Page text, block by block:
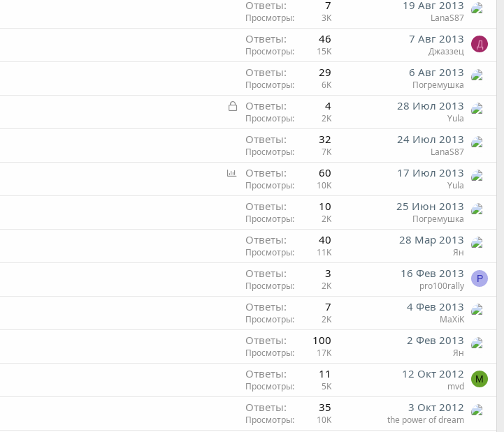
Ответы 7
Просмотры 3K
19 Авг 2013
LanaS87
Ответы 46
Просмотры 15K
7 Авг 2013
Джаззец
Д
Ответы 29
Просмотры 6K
6 Авг 2013
Погремушка
З
т
Ответы 4
Просмотры 2K
28 Июл 2013
Yula
Ответы 32
Просмотры 7K
24 Июл 2013
LanaS87
Ответы 60
Просмотры 10K
17 Июл 2013
Yula
Ответы 10
Просмотры 2K
25 Июн 2013
Погремушка
Ответы 40
Просмотры 11K
28 Мар 2013
Ян
Ответы 3
Просмотры 2K
16 Фев 2013
pro100rally
P
Ответы 7
Просмотры 2K
4 Фев 2013
MaXiK
Ответы 100
Просмотры 17K
2 Фев 2013
Ян
Ответы 11
Просмотры 5K
12 Окт 2012
mvd
M
Ответы 35
Просмотры 10K
3 Окт 2012
the power of dream